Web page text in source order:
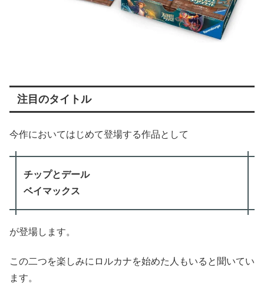
注目のタイトル
今作においてはじめて登場する作品として
チップとデール
ベイマックス
が登場します。
この二つを楽しみにロルカナを始めた人もいると聞いてい
ます。